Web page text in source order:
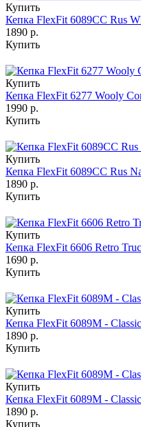
Купить
Кепка FlexFit 6089CC Rus
1890 р.
Купить
Купить
Кепка FlexFit 6277 Wooly
1990 р.
Купить
Купить
Кепка FlexFit 6089CC Rus
1890 р.
Купить
Купить
Кепка FlexFit 6606 Retro
1690 р.
Купить
Купить
Кепка FlexFit 6089M -
1890 р.
Купить
Купить
Кепка FlexFit 6089M -
1890 р.
Купить